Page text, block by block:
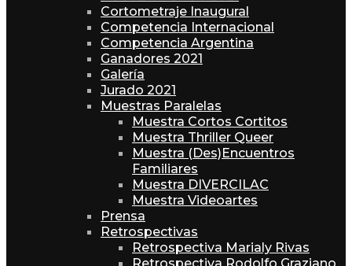
Cortometraje Inaugural
Competencia Internacional
Competencia Argentina
Ganadores 2021
Galería
Jurado 2021
Muestras Paralelas
Muestra Cortos Cortitos
Muestra Thriller Queer
Muestra (Des)Encuentros
Familiares
Muestra DIVERCILAC
Muestra Videoartes
Prensa
Retrospectivas
Retrospectiva Marialy Rivas